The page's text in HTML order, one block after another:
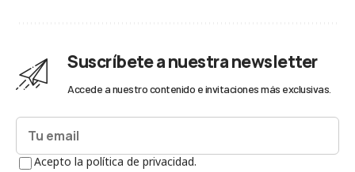
Suscríbete a nuestra newsletter
Accede a nuestro contenido e invitaciones más exclusivas.
Acepto la política de privacidad.